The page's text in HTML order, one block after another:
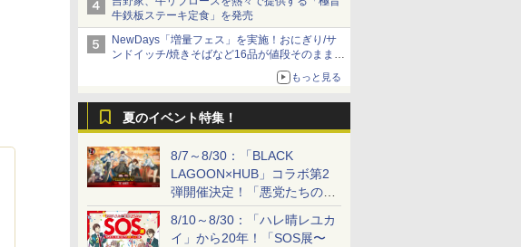
牛鉄板ステーキ定食」を発売
NewDays「増量フェス」を実施！おにぎり/サ
ンドイッチ/焼きそばなど16品が値段そのままで
もっと見る
夏のイベント特集！
8/7～8/30：「BLACK
LAGOON×HUB」コラボ第2
弾開催決定！「悪党たちの休
日」がテーマに
8/10～8/30：「ハレ晴レユカ
イ」から20年！「SOS展〜